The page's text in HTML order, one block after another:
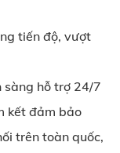
tiến độ, vượt
sàng hỗ trợ 24/7
kết đảm bảo
trên toàn quốc,